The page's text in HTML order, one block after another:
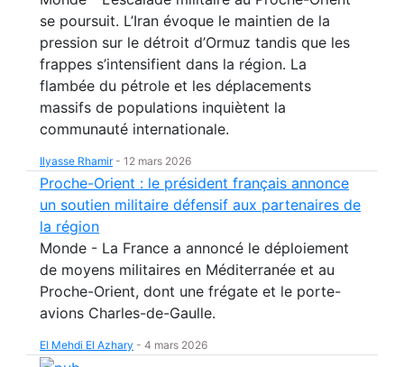
se poursuit. L’Iran évoque le maintien de la
pression sur le détroit d’Ormuz tandis que les
frappes s’intensifient dans la région. La
flambée du pétrole et les déplacements
massifs de populations inquiètent la
communauté internationale.
Ilyasse Rhamir- 12 mars 2026
Proche-Orient : le président français annonce
un soutien militaire défensif aux partenaires de
la région
Monde - La France a annoncé le déploiement
de moyens militaires en Méditerranée et au
Proche-Orient, dont une frégate et le porte-
avions Charles-de-Gaulle.
El Mehdi El Azhary - 4 mars 2026